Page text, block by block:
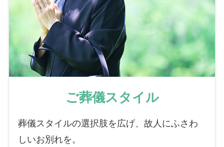
ご葬儀スタイル
葬儀スタイルの選択肢を広げ、故人にふさわ
しいお別れを。